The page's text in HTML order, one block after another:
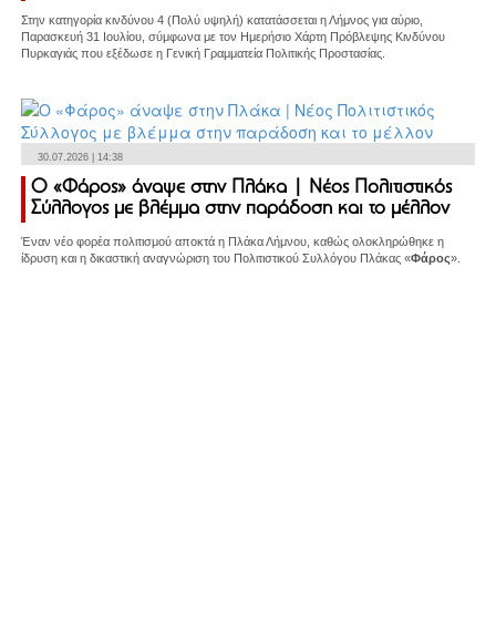
Στην κατηγορία κινδύνου 4 (Πολύ υψηλή) κατατάσσεται η Λήμνος για αύριο,
Παρασκευή 31 Ιουλίου, σύμφωνα με τον Ημερήσιο Χάρτη Πρόβλεψης Κινδύνου
Πυρκαγιάς που εξέδωσε η Γενική Γραμματεία Πολιτικής Προστασίας.
30.07.2026 | 14:38
Ο «Φάρος» άναψε στην Πλάκα | Νέος Πολιτιστικός
Σύλλογος με βλέμμα στην παράδοση και το μέλλον
Έναν νέο φορέα πολιτισμού αποκτά η Πλάκα Λήμνου, καθώς ολοκληρώθηκε η
ίδρυση και η δικαστική αναγνώριση του Πολιτιστικού Συλλόγου Πλάκας «Φάρος».